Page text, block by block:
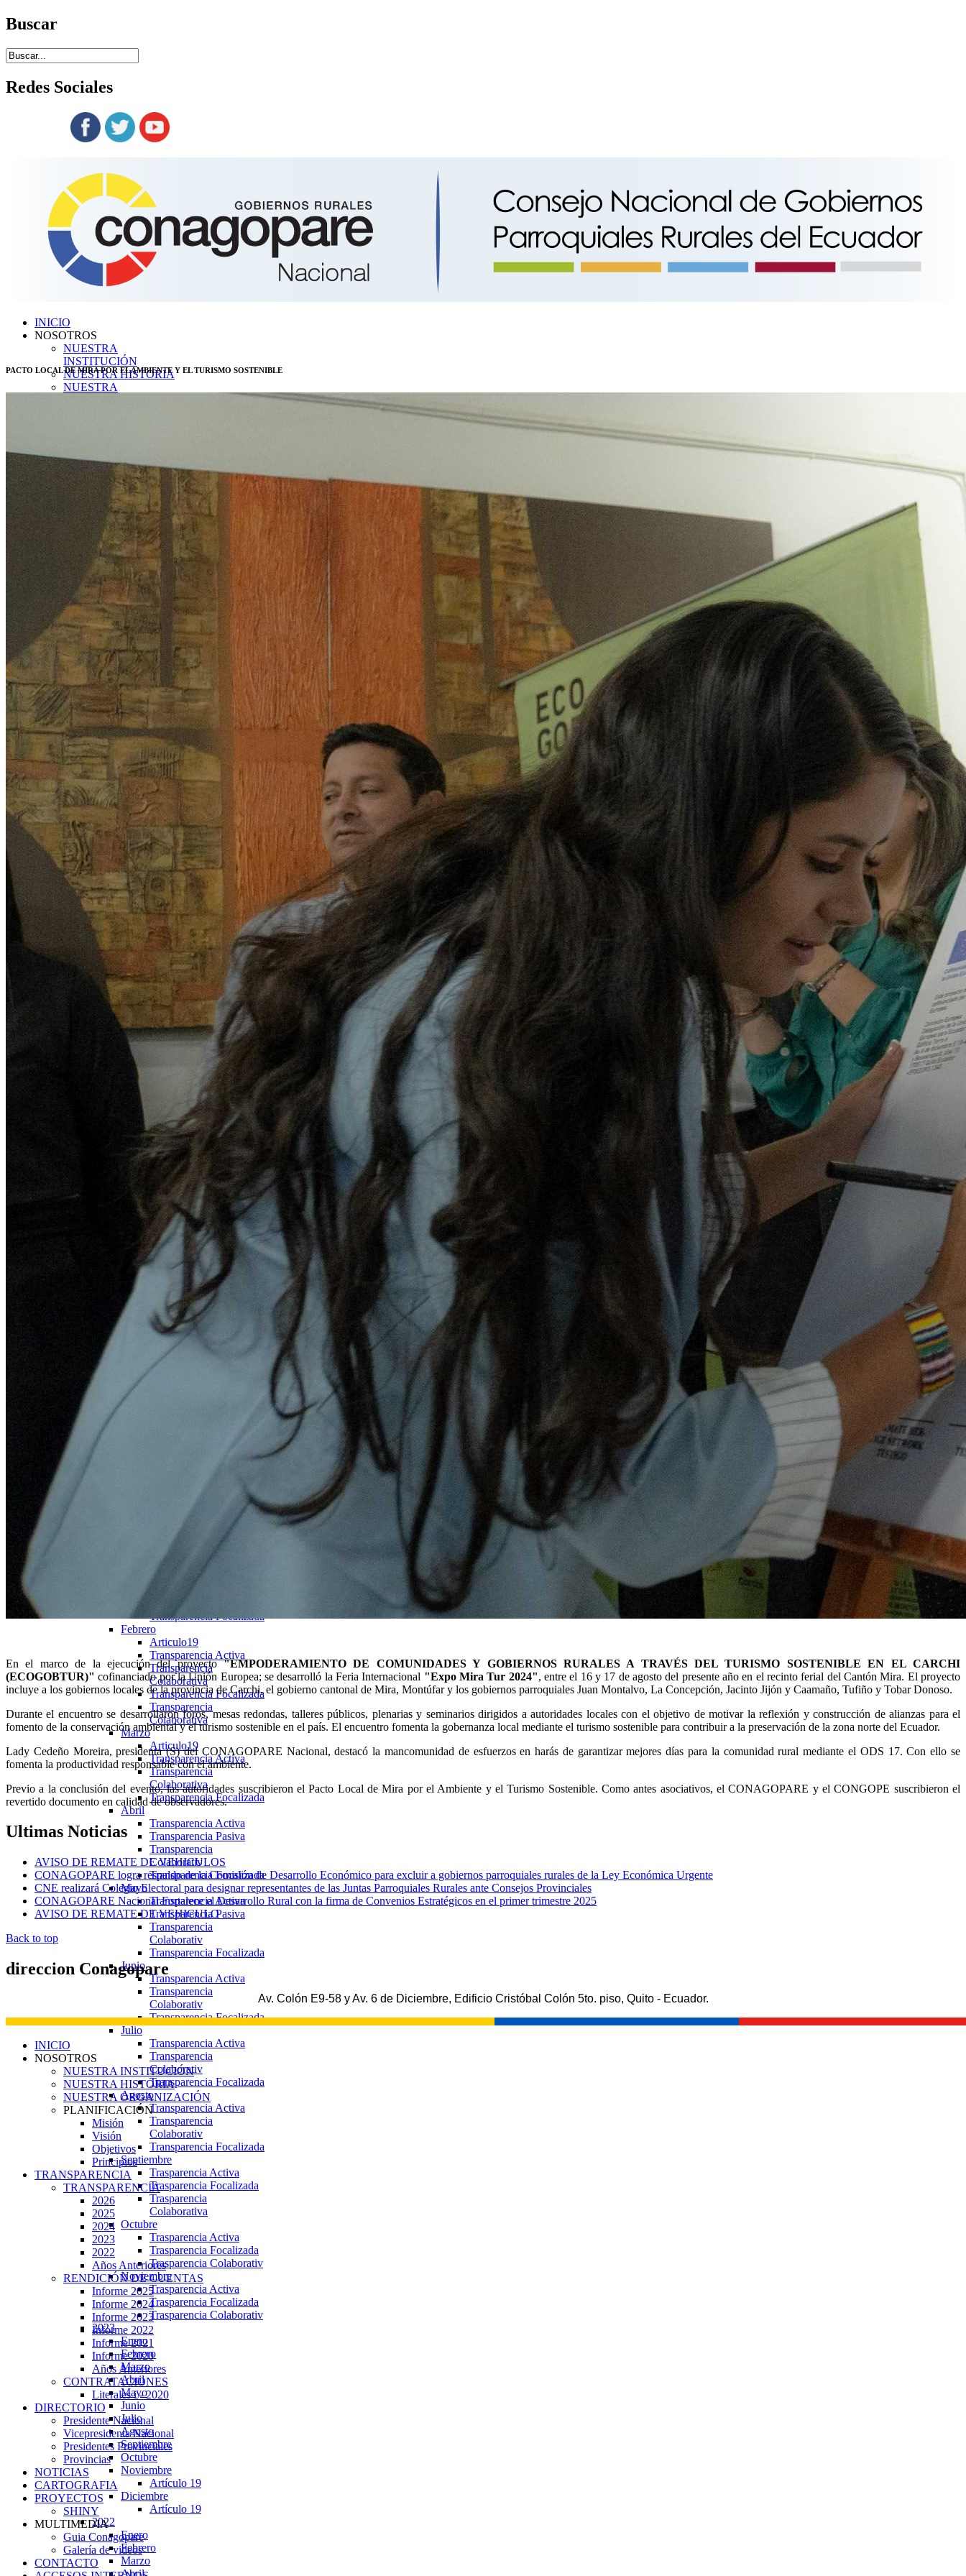
Buscar
Redes Sociales
INICIO
NOSOTROS
NUESTRA
INSTITUCIÓN
NUESTRA HISTORIA
NUESTRA
Principios
TRANSPARENCIA
TRANSPARENCIA
2026
Enero
Transparencia Activa
Transparencia Focalizada
Transparencia
Colaborativ
Febrero
Transparencia Activa
Transparencia Focalizada
Transparencia
Colaborativ
Marzo
Transparencia Activa
Transparencia Focalizada
Transparencia
Colaborativ
Abril
Transparencia Activa
Transparencia
Colaborativ
Transparencia Focalizada
2025
Enero
Transparencia Activa
Transparencia
Colaborativ
Transparencia Focalizada
Febrero
Transparencia Activa
Transparencia
Colaborativ
Transparencia Focalizada
Marzo
Transparencia Activa
Transparencia
Colaborativ
Transparencia Focalizada
Abril
Transparencia Activa
Transparencia Focalizada
Transparencia
Colaborativ
Transparencia
Transparencia Focalizada
Mayo
Transparencia Activa
Transparencia Focalizada
Transparencia
Colaborativ
Junio
Transparencia Activa
Transparencia Focalizada
Transparencia
Colaborativ
Julio
Transparencia Activa
Transparencia Focalizada
Transparencia
Colaborativ
Agosto
Transparencia Activa
Transparencia Focalizada
Transparencia
Colaborativ
Transparencia Activa
Transparencia Focalizada
Transparencia Focalizada
Transparencia
Colaborativ
Articulo 19
Transparencia Activa
Transparencia
Colaborativa
Transparencia Focalizada
Febrero
Articulo19
Transparencia Activa
Transparencia
Colaborativa
Transparencia Focalizada
Transparencia
Colaborativa
Marzo
Articulo19
Transparencia Activa
Transparencia
Colaborativa
Transparencia Focalizada
Abril
Transparencia Activa
Transparencia Pasiva
Transparencia
Colaborativ
Transparencia Focalizada
Mayo
Transparencia Activa
Transparencia Pasiva
Transparencia
Colaborativ
Transparencia Focalizada
Junio
Transparencia Activa
Transparencia
Colaborativ
Transparencia Focalizada
Julio
Transparencia Activa
Transparencia
Colaborativ
Transparencia Focalizada
Agosto
Transparencia Activa
Transparencia
Colaborativ
Transparencia Focalizada
Septiembre
Trasparencia Activa
Trasparencia Focalizada
Trasparencia
Colaborativa
Octubre
Trasparencia Activa
Trasparencia Focalizada
Trasparencia Colaborativ
Noviembre
Trasparencia Activa
Trasparencia Focalizada
Trasparencia Colaborativ
2023
Enero
Febrero
Marzo
Abril
Mayo
Junio
Julio
Agosto
Septiembre
Octubre
Noviembre
Artículo 19
Diciembre
Artículo 19
2022
Enero
Febrero
Marzo
Abril
PACTO LOCAL DE MIRA POR EL AMBIENTE Y EL TURISMO SOSTENIBLE
En el marco de la ejecución del proyecto"EMPODERAMIENTO DE COMUNIDADES Y GOBIERNOS RURALES A TRAVÉS DEL TURISMO SOSTENIBLE EN EL CARCHI
(ECOGOBTUR)" cofinanciado por la Unión Europea; se desarrolló la Feria Internacional "Expo Mira Tur 2024", entre el 16 y 17 de agosto del presente año en el recinto ferial delCantón Mira. El proyecto
incluye a los gobiernos locales de la provincia de Carchi, el gobierno cantonal de Mira, Montúfar y los gobiernos parroquiales Juan Montalvo, La Concepción, Jacinto Jijón y Caamaño, Tufiño y Tobar Donoso.
Durante el encuentro se desarrollaron foros, mesas redondas, talleres públicos, plenarias y seminarios dirigidos a autoridades locales con el objetivo de motivar la reflexión y construcción de alianzas para el
fomento de la conservación ambiental y el turismo sostenible en el país. El encuentro fomenta la gobernanza local mediante el turismo sostenible para contribuir a la preservación de la zona norte del Ecuador.
Lady Cedeño Moreira, presidenta (S) del CONAGOPARE Nacional, destacó la mancomunidad de esfuerzos en harás de garantizar mejores días para la comunidad rural mediante el ODS 17. Con ello se
fomenta la productividad responsable con el ambiente.
Previo a la conclusión del evento, las autoridades suscribieron el Pacto Local de Mira por el Ambiente y el Turismo Sostenible. Como antes asociativos, el CONAGOPARE y el CONGOPE suscribieron el
revertido documento en calidad de observadores.
Ultimas Noticias
AVISO DE REMATE DE VEHICULOS
CONAGOPARE logra respaldo de la Comisión de Desarrollo Económico para excluir a gobiernos parroquiales rurales de la Ley Económica Urgente
CNE realizará Colegio Electoral para designar representantes de las Juntas Parroquiales Rurales ante Consejos Provinciales
CONAGOPARE Nacional Fortalece el Desarrollo Rural con la firma de Convenios Estratégicos en el primer trimestre 2025
AVISO DE REMATE DE VEHICULO
Back to top
direccion Conagopare
Av. Colón E9-58 y Av. 6 de Diciembre, Edificio Cristóbal Colón 5to. piso, Quito - Ecuador.
INICIO
NOSOTROS
NUESTRA INSTITUCIÓN
NUESTRA HISTORIA
NUESTRA ORGANIZACIÓN
PLANIFICACIÓN
Misión
Visión
Objetivos
Principios
TRANSPARENCIA
TRANSPARENCIA
2026
2025
2024
2023
2022
Años Anteriores
RENDICIÓN DE CUENTAS
Informe 2025
Informe 2024
Informe 2023
Informe 2022
Informe 2021
Informe 2020
Años Anteriores
CONTRATACIONES
Literales i - 2020
DIRECTORIO
Presidente Nacional
Vicepresidenta Nacional
Presidentes Provinciales
Provincias
NOTICIAS
CARTOGRAFIA
PROYECTOS
SHINY
MULTIMEDIA
Guia Conagopare
Galería de videos
CONTACTO